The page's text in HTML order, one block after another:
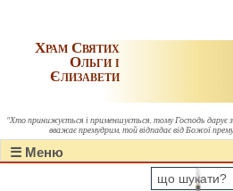
Храм Святих
Ольги і
Єлизавети
"Хто принижується і применшується, тому Господь дарує
вважає премудрим, той відпадає від Божої